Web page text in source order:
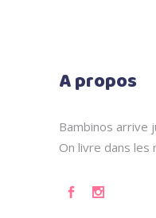
A propos
Bambinos arrive
On livre dans les